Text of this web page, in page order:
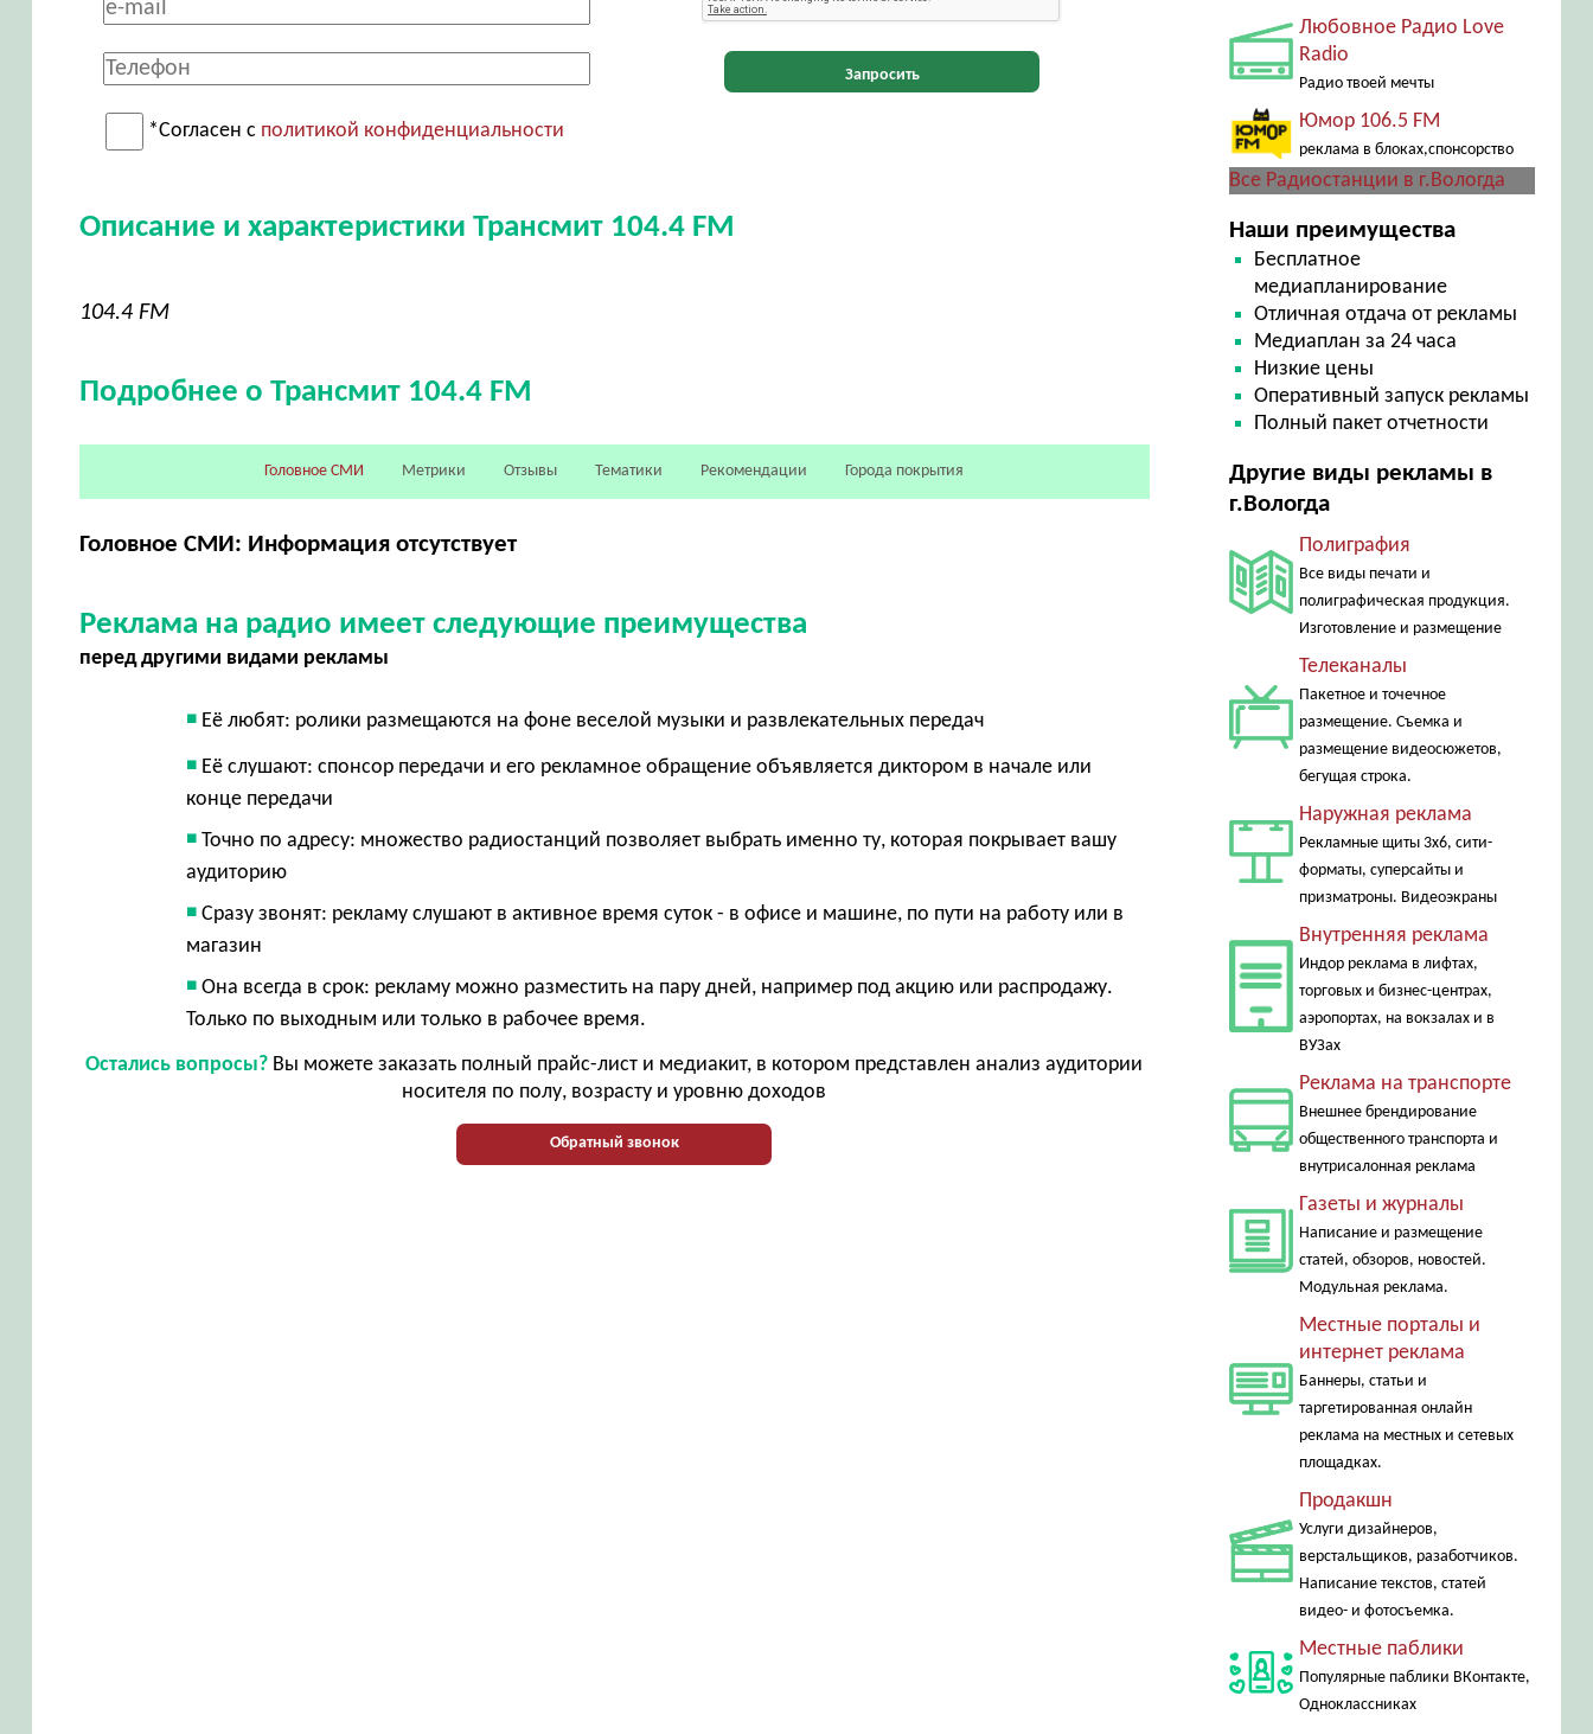
*Согласен с политикой конфиденциальности
Запросить
Описание и характеристики Трансмит 104.4 FM
104.4 FM
Подробнее о Трансмит 104.4 FM
Головное СМИ Метрики Отзывы Тематики Рекомендации Города покрытия
Головное СМИ: Информация отсутствует
Реклама на радио имеет следующие преимущества
перед другими видами рекламы
Её любят: ролики размещаются на фоне веселой музыки и развлекательных передач
Её слушают: спонсор передачи и его рекламное обращение объявляется диктором в начале или
конце передачи
Точно по адресу: множество радиостанций позволяет выбрать именно ту, которая покрывает вашу
аудиторию
Сразу звонят: рекламу слушают в активное время суток - в офисе и машине, по пути на работу или в
магазин
Она всегда в срок: рекламу можно разместить на пару дней, например под акцию или распродажу.
Только по выходным или только в рабочее время.
Остались вопросы? Вы можете заказать полный прайс-лист и медиакит, в котором представлен анализ аудитории
носителя по полу, возрасту и уровню доходов
Обратный звонок
Любовное Радио Love
Radio
Радио твоей мечты
Юмор 106.5 FM
реклама в блоках,спонсорство
Все Радиостанции в г.Вологда
Наши преимущества
Бесплатное
медиапланирование
Отличная отдача от рекламы
Медиаплан за 24 часа
Низкие цены
Оперативный запуск рекламы
Полный пакет отчетности
Другие виды рекламы в
г.Вологда
Полиграфия
Все виды печати и
полиграфическая продукция.
Изготовление и размещение
Телеканалы
Пакетное и точечное
размещение. Съемка и
размещение видеосюжетов,
бегущая строка.
Наружная реклама
Рекламные щиты 3х6, сити-
форматы, суперсайты и
призматроны. Видеоэкраны
Внутренняя реклама
Индор реклама в лифтах,
торговых и бизнес-центрах,
аэропортах, на вокзалах и в
ВУЗах
Реклама на транспорте
Внешнее брендирование
общественного транспорта и
внутрисалонная реклама
Газеты и журналы
Написание и размещение
статей, обзоров, новостей.
Модульная реклама.
Местные порталы и
интернет реклама
Баннеры, статьи и
таргетированная онлайн
реклама на местных и сетевых
площадках.
Продакшн
Услуги дизайнеров,
верстальщиков, разаботчиков.
Написание текстов, статей
видео- и фотосъемка.
Местные паблики
Популярные паблики ВКонтакте,
Одноклассниках